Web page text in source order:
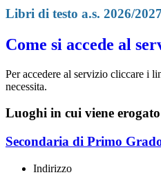
Libri di testo a.s. 2026/
Come si accede al
Per accedere al servizio cliccare i
necessita.
Luoghi in cui viene
Secondaria di Primo
Indirizzo